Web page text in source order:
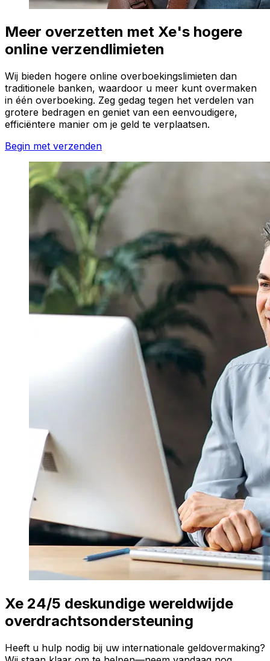
Meer overzetten met Xe's hogere
online verzendlimieten
Wij bieden hogere online overboekingslimieten dan
traditionele banken, waardoor u meer kunt overmaken
in één overboeking. Zeg gedag tegen het verdelen van
grotere bedragen en geniet van een eenvoudigere,
efficiëntere manier om je geld te verplaatsen.
Begin met verzenden
Xe 24/5 deskundige wereldwijde
overdrachtsondersteuning
Heeft u hulp nodig bij uw internationale geldovermaking?